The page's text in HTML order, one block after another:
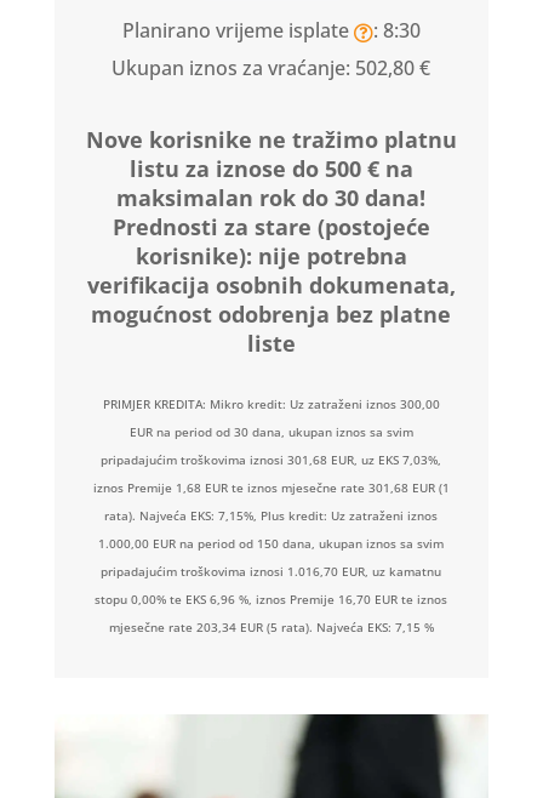
Planirano vrijeme isplate
: 8:30
Ukupan iznos za vraćanje: 502,80 €
Nove korisnike ne tražimo platnu
listu za iznose do 500 € na
maksimalan rok do 30 dana!
Prednosti za stare (postojeće
korisnike): nije potrebna
verifikacija osobnih dokumenata,
mogućnost odobrenja bez platne
liste
PRIMJER KREDITA: Mikro kredit: Uz zatraženi iznos 300,00
EUR na period od 30 dana, ukupan iznos sa svim
pripadajućim troškovima iznosi 301,68 EUR, uz EKS 7,03%,
iznos Premije 1,68 EUR te iznos mjesečne rate 301,68 EUR (1
rata). Najveća EKS: 7,15%, Plus kredit: Uz zatraženi iznos
1.000,00 EUR na period od 150 dana, ukupan iznos sa svim
pripadajućim troškovima iznosi 1.016,70 EUR, uz kamatnu
stopu 0,00% te EKS 6,96 %, iznos Premije 16,70 EUR te iznos
mjesečne rate 203,34 EUR (5 rata). Najveća EKS: 7,15 %